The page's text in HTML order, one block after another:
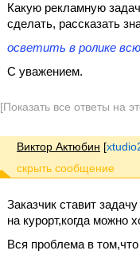
Какую рекламную
сделать, рассказать
осветить в ролике
С уважением.
[Показать все ответы на
Виктор Актюбин [
Заказчик ставит
на курорт,когда можно
Вся проблема в